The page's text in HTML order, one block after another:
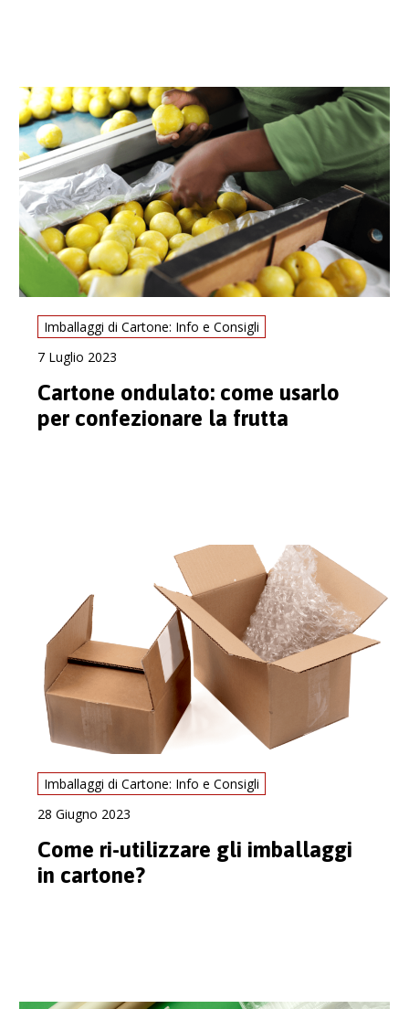
Imballaggi di Cartone: Info e Consigli
7 Luglio 2023
Cartone ondulato: come usarlo
per confezionare la frutta
Imballaggi di Cartone: Info e Consigli
28 Giugno 2023
Come ri-utilizzare gli imballaggi
in cartone?